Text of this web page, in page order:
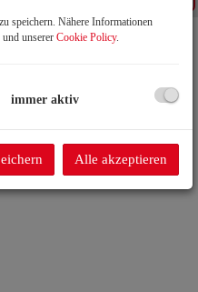
speichern. Nähere Informationen
und unserer Cookie Policy.
immer aktiv
Alle akzeptieren